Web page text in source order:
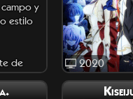
campo y
estilo
de
en el
2020